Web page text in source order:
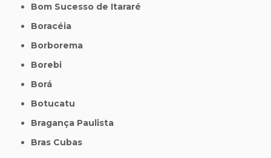
Bom Sucesso de Itararé
Boracéia
Borborema
Borebi
Borá
Botucatu
Bragança Paulista
Bras Cubas